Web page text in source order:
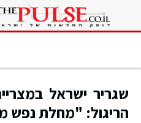
שגריר ישראל
הריגול: "מחלת נפש